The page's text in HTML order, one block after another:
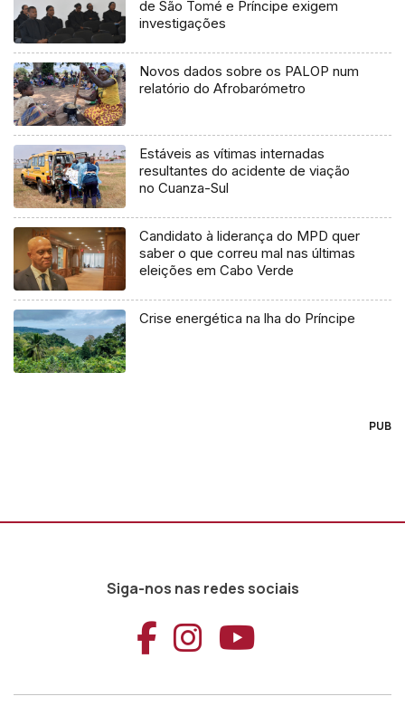
de São Tomé e Príncipe exigem
investigações
Novos dados sobre os PALOP num
relatório do Afrobarómetro
Estáveis as vítimas internadas
resultantes do acidente de viação
no Cuanza-Sul
Candidato à liderança do MPD quer
saber o que correu mal nas últimas
eleições em Cabo Verde
Crise energética na lha do Príncipe
PUB
Siga-nos nas redes sociais
Aceder ao
Aceder ao
Aceder